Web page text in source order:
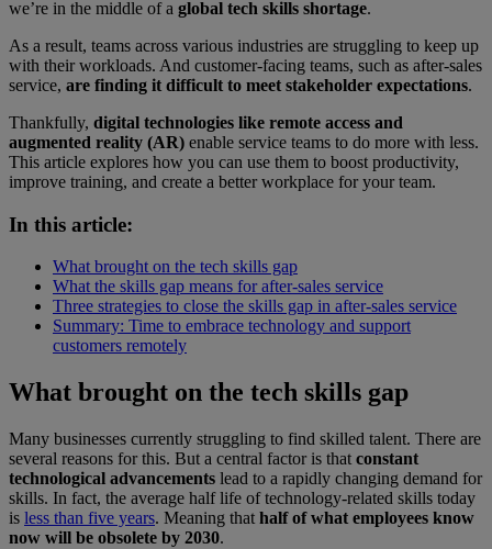
we’re in the middle of a global tech skills shortage.
As a result, teams across various industries are struggling to keep up
with their workloads. And customer-facing teams, such as after-sales
service, are finding it difficult to meet stakeholder expectations.
Thankfully, digital technologies like remote access and
augmented reality (AR) enable service teams to do more with less.
This article explores how you can use them to boost productivity,
improve training, and create a better workplace for your team.
In this article:
What brought on the tech skills gap
What the skills gap means for after-sales service
Three strategies to close the skills gap in after-sales service
Summary: Time to embrace technology and support
customers remotely
What brought on the tech skills gap
Many businesses currently struggling to find skilled talent. There are
several reasons for this. But a central factor is that constant
technological advancements lead to a rapidly changing demand for
skills. In fact, the average half life of technology-related skills today
is less than five years. Meaning that half of what employees know
now will be obsolete by 2030.